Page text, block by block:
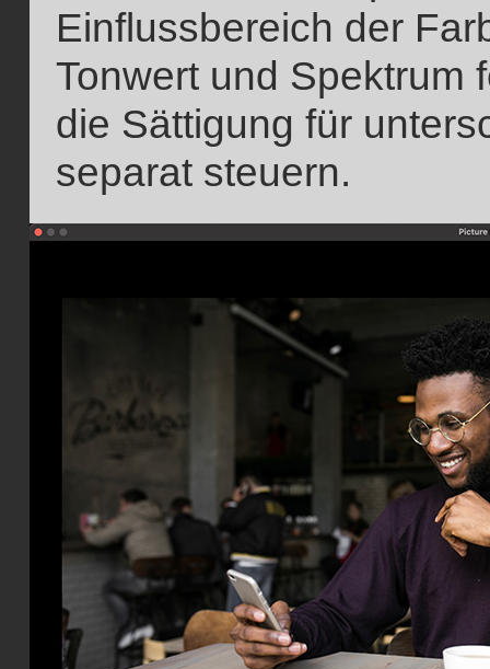
Einflussbereich der
Tonwert und Spektrum
die Sättigung für
separat steuern.